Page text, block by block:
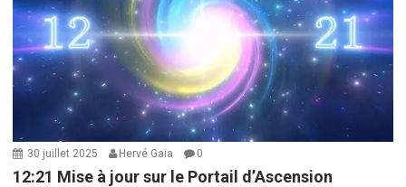
30 juillet 2025 Hervé Gaïa 0
12:21 Mise à jour sur le Portail d’Ascension